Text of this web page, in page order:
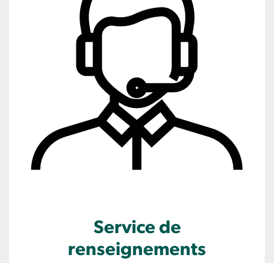
Service de
renseignements